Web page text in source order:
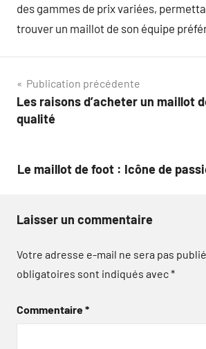
des gammes de prix variées,
trouver un maillot de son équipe
Navigation
de
Publication précédente
Les raisons d’acheter un maillot
qualité
Le maillot de foot : Icône de
Laisser un commentaire
Votre adresse e-mail ne sera pas
obligatoires sont indiqués avec*
Commentaire*